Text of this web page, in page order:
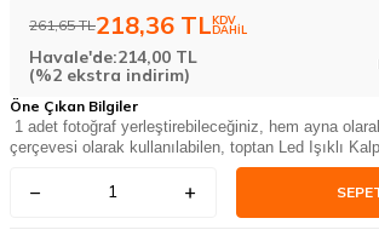
261,65TL218,36 TLKDV
DAHİL
Havale'de:214,00 TL
(%2 ekstra indirim)
Öne Çıkan Bilgiler
1 adet fotoğraf yerleştirebileceğiniz, hem ayna
çerçevesi olarak kullanılabilen, toptan Led Işıklı